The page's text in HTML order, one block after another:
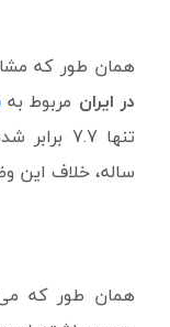
همان طور که
در ایران مربوط به
تنها
ساله، خلاف این
همان طور که